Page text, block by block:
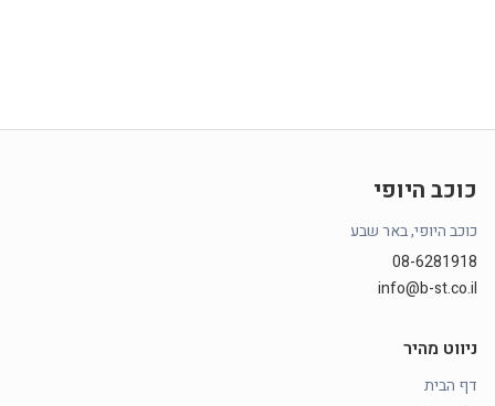
כוכב היופי
כוכב היופי, באר שבע
08-6281918
info@b-st.co.il
ניווט מהיר
דף הבית